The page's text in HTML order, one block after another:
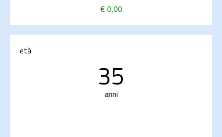
€ 0,00
età
35
anni